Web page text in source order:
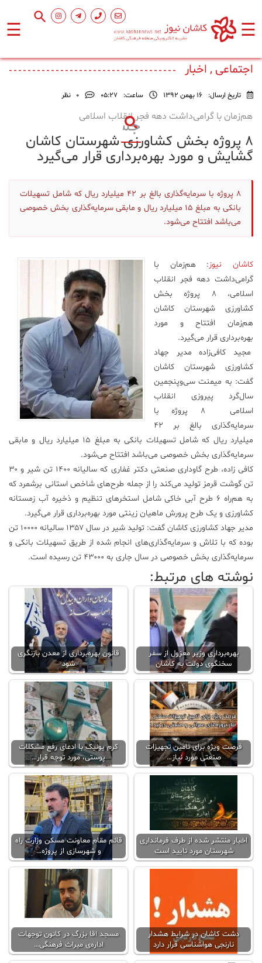
☰ ☰
اصلی
فرهنگ
و
هنر
ورزشی
محیط
علم
و
فناوری
عکس
پادکست
مجله
فرهنگی
هنری
اجتماعی , اخبار
تاریخ ارسال: 16 بهمن 1392 ساعت: ۰۵:۲۷ 0 نظر
هم‌زمان با گرامی‌داشت دهه فجر انقلاب اسلامی
۸ پروژه بخش کشاورزی شهرستان کاشان
گشایش و مورد بهره‌برداری قرار می‌گیرد
۸ پروژه با سرمایه‌گذاری بالغ بر ۴۲ میلیارد ریال که شامل تسهیلات
بانکی به مبلغ ۱۵ میلیارد ریال و مابقی سرمایه‌گذاری بخش خصوصی
می‌باشد افتتاح می‌‌شود.
کاشان نیوز : هم‌زمان با
گرامی‌داشت دهه فجر انقلاب
اسلامی، ۸ پروژه بخش
کشاورزی شهرستان کاشان
هم‌ز‌مان افتتاح و مورد
بهره‌برداری قرار می‌گیرد.
مجید کافی‌زاده مدیر جهاد
کشاورزی شهرستان کاشان
گفت: به میمنت سی‌وپنجمین
سال‌گرد پیروزی انقلاب
اسلامی ۸ پروژه با
سرمایه‌گذاری بالغ بر ۴۲
میلیارد ریال که شامل تسهیلات بانکی به مبلغ ۱۵ میلیارد ریال و مابقی
سرمایه‌گذاری بخش خصوصی می‌باشد افتتاح می‌‌شود.
کافی زاده، طرح گاوداری صنعتی دکتر غفاری که سالیانه ۱۴۰۰ تن شیر و ۳۰
تن گوشت قرمز تولید می‌کند را از جمله طرح‌های شاخص استانی برشمرد که
به هم‌راه ۶ طرح آبی خاکی شامل استخر‌های تنظیم و ذخیره آب زمستانه
کشاورزی و یک طرح پرورش ماهیان زینتی مورد بهره‌برداری قرار می‌گیرد.
مدیر جهاد کشاورزی کاشان گفت: تولید شیر در سال ۱۳۵۷ سالیانه ۱۰۰۰۰ تن
بوده که با تلاش و سرمایه‌گذاری‌های انجام شده از طریق تسهیلات بانکی و
سرمایه‌گذاری بخش خصوصی در سال جاری به ۴۳۰۰۰ تن رسیده است.
نوشته های مرتبط:
بهره‌برداری وزیر معزول از سفر
سخنگوی دولت به کاشان
قانون بهره‌برداری از معدن بازنگری
شود
فرصت ویژه برای تامین تجهیزات
صنعتی مورد نیاز…
کرم یونیک با ادعای رفع مشکلات
پوستی، مورد توجه قرار…
اخبار منتشر شده از طرف فرمانداری
شهرستان مورد تایید است
قائم مقام معاونت مسکن وزارت راه
و شهرسازی از پروژه…
دشت کاشان در شرایط هشدار
نارنجی هواشناسی قرار دارد
مسجد اقا بزرگ در کانون توجهات
اداره‌ی میراث فرهنگی…